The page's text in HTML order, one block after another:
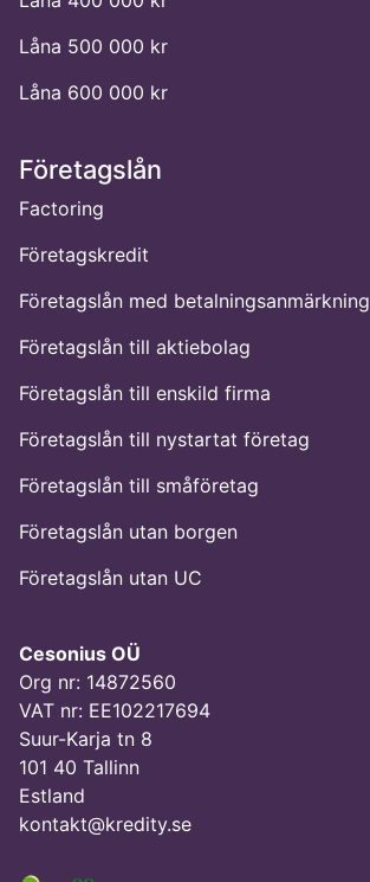
Låna 500 000 kr
Låna 600 000 kr
Företagslån
Factoring
Företagskredit
Företagslån med betalningsanmärkning
Företagslån till aktiebolag
Företagslån till enskild firma
Företagslån till nystartat företag
Företagslån till småföretag
Företagslån utan borgen
Företagslån utan UC
Cesonius OÜ
Org nr: 14872560
VAT nr: EE102217694
Suur-Karja tn 8
101 40 Tallinn
Estland
kontakt@kredity.se